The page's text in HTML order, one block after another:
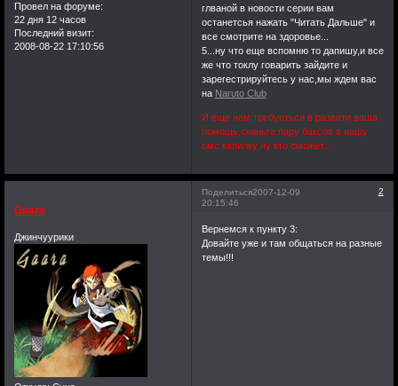
друзья.Мне крайне
приятно видеть
место,которое когда-
то столько для меня
значило.Спасибо
большое,я не забуду
дней проведенных с
вами. Да может быть
немного
сентиментально,и
единственное что не
изменилось за это
время,это моя
грамотность(что
очень печально).Но
если хотя бы один из
сообщение.Это того
встреч.Искренне ваш
Провел на форуме:
22 дня 12 часов
Последний визит:
2008-08-22 17:10:56
глваной в новости серии вам
останетсья нажать "Читать Дальше" и
все смотрите на здоровье...
5...ну что еще вспомню то дапишу,и все
же что токлу говарить зайдите и
зарегестрируйтесь у нас,мы ждем вас
на Naruto Club
И еще нам требуеться в развити ваша
помощь,скиньте пару баксов в нашу
смс капилку ну кто сможет...
Поделиться 2
2007-12-09
20:15:46
Gaara
Джинчуурики
Вернемся к пункту 3:
Довайте уже и там общаться на разные
темы!!!